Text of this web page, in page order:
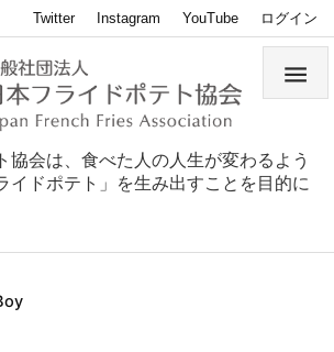
協会は、食べた人の人生が変わるよう
イドポテト」を生み出すことを目的に

Twitter Instagram YouTube ログイン